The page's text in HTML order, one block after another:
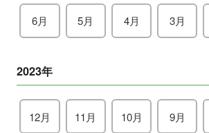
6月 5月 4月 3月
2023年
12月 11月 10月 9月